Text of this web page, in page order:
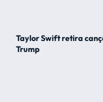
Taylor Swift retira
Trump